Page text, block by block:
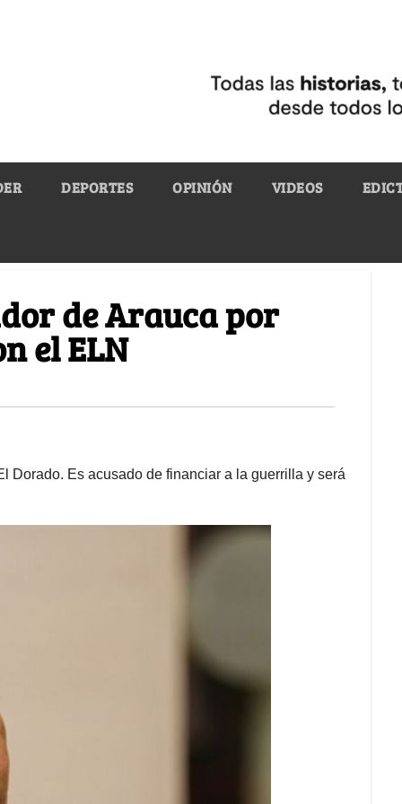
DEPORTES OPINIÓN VIDEOS
de Arauca por
el ELN
Dorado. Es acusado de financiar a la guerrilla y será